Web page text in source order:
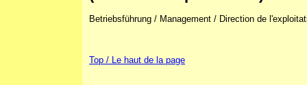
Betriebsführung / Management / Direction de
Top / Le haut de la page